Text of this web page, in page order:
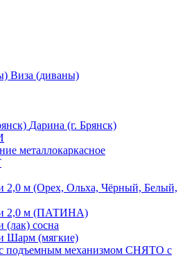
Виза (диваны)
Дарина (г. Брянск)
металлокаркасное
2,0 м (Орех, Ольха, Чёрный, Белый,
2,0 м (ПАТИНА)
(лак) сосна
Шарм (мягкие)
подъемным механизмом СНЯТО с